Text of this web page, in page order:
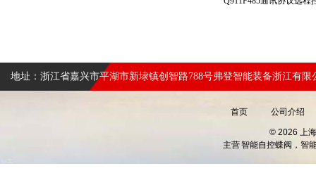
地址：浙江省嘉兴市平湖市新埭镇创智路788号弗登智能装备浙江有限
首页 公司介绍
© 2026 上
主营智能自控蝶阀，智